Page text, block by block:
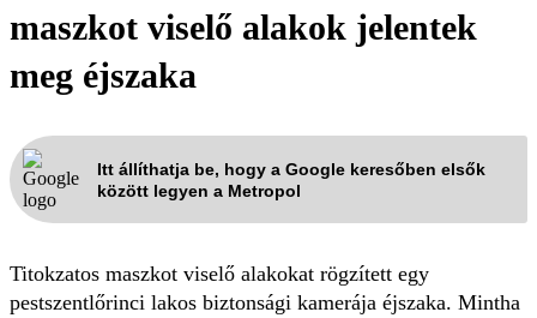
maszkot viselő alakok jelentek
meg éjszaka
Itt állíthatja be, hogy a Google keresőben elsők
között legyen a Metropol
Titokzatos maszkot viselő alakokat rögzített egy
pestszentlőrinci lakos biztonsági kamerája éjszaka. Mintha